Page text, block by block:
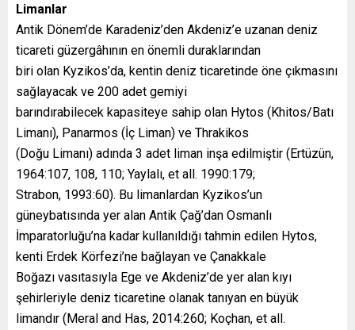
Limanlar
Antik Dönem’de Karadeniz’den Akdeniz’e uzanan deniz
ticareti güzergâhının en önemli duraklarından
biri olan Kyzikos’da, kentin deniz ticaretinde öne çıkmasını
sağlayacak ve 200 adet gemiyi
barındırabilecek kapasiteye sahip olan Hytos (Khitos/Batı
Limanı), Panarmos (İç Liman) ve Thrakikos
(Doğu Limanı) adında 3 adet liman inşa edilmiştir (Ertüzün,
1964:107, 108, 110; Yaylalı, et all. 1990:179;
Strabon, 1993:60). Bu limanlardan Kyzikos’un
güneybatısında yer alan Antik Çağ’dan Osmanlı
İmparatorluğu’na kadar kullanıldığı tahmin edilen Hytos,
kenti Erdek Körfezi’ne bağlayan ve Çanakkale
Boğazı vasıtasıyla Ege ve Akdeniz’de yer alan kıyı
şehirleriyle deniz ticaretine olanak tanıyan en büyük
limandır (Meral and Has, 2014:260; Koçhan, et all.